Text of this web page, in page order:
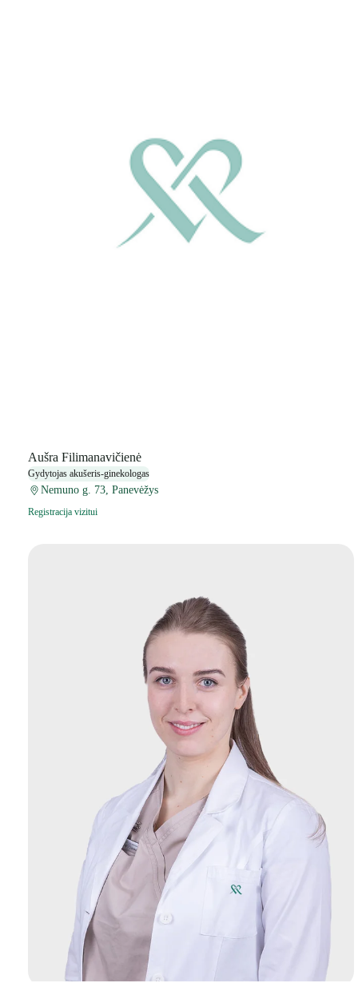
Aušra Filimanavičienė
Gydytojas akušeris-ginekologas
Nemuno g. 73, Panevėžys
Registracija vizitui